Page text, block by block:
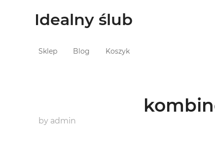
Idealny ślub
Sklep Blog Koszyk
by admin